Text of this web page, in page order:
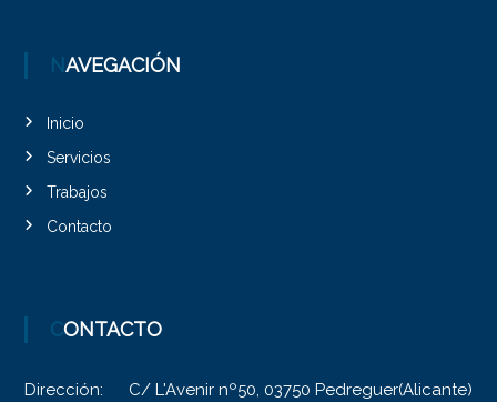
NAVEGACIÓN
Inicio
Servicios
Trabajos
Contacto
CONTACTO
Dirección: C/ L'Avenir nº50, 03750 Pedreguer(Alicante)